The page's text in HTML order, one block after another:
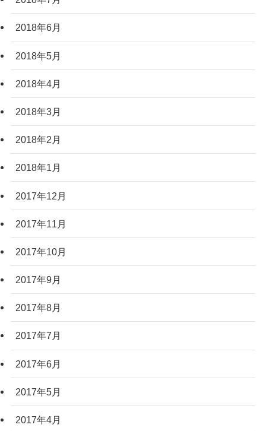
2018年6月
2018年5月
2018年4月
2018年3月
2018年2月
2018年1月
2017年12月
2017年11月
2017年10月
2017年9月
2017年8月
2017年7月
2017年6月
2017年5月
2017年4月